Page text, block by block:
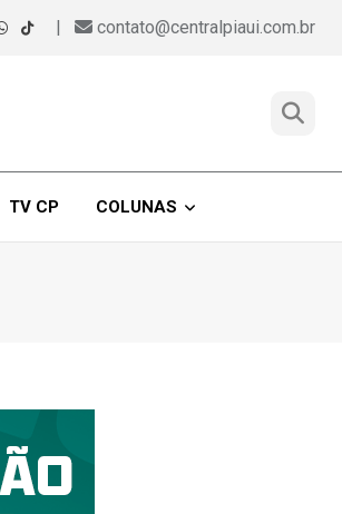
| contato@centralpiaui.com.br
TV CP COLUNAS